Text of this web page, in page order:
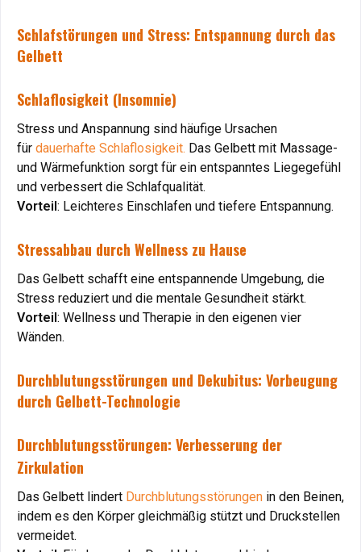
Schlafstörungen und Stress: Entspannung durch das
Gelbett
Schlaflosigkeit (Insomnie)
Stress und Anspannung sind häufige Ursachen
für dauerhafte Schlaflosigkeit. Das Gelbett mit Massage-
und Wärmefunktion sorgt für ein entspanntes Liegegefühl
und verbessert die Schlafqualität.
Vorteil: Leichteres Einschlafen und tiefere Entspannung.
Stressabbau durch Wellness zu Hause
Das Gelbett schafft eine entspannende Umgebung, die
Stress reduziert und die mentale Gesundheit stärkt.
Vorteil: Wellness und Therapie in den eigenen vier
Wänden.
Durchblutungsstörungen und Dekubitus: Vorbeugung
durch Gelbett-Technologie
Durchblutungsstörungen: Verbesserung der
Zirkulation
Das Gelbett lindert Durchblutungsstörungen in den Beinen,
indem es den Körper gleichmäßig stützt und Druckstellen
vermeidet.
Schlafstörungen und Stress: Entspannung durch das
Gelbett
Schlaflosigkeit (Insomnie)
Stress und Anspannung sind häufige Ursachen
für dauerhafte Schlaflosigkeit. Das Gelbett mit Massage-
und Wärmefunktion sorgt für ein entspanntes Liegegefühl
und verbessert die Schlafqualität.
Vorteil: Leichteres Einschlafen und tiefere Entspannung.
Stressabbau durch Wellness zu Hause
Das Gelbett schafft eine entspannende Umgebung, die
Stress reduziert und die mentale Gesundheit stärkt.
Vorteil: Wellness und Therapie in den eigenen vier
Wänden.
Durchblutungsstörungen und Dekubitus: Vorbeugung
durch Gelbett-Technologie
Durchblutungsstörungen: Verbesserung der
Zirkulation
Das Gelbett lindert Durchblutungsstörungen in den Beinen,
indem es den Körper gleichmäßig stützt und Druckstellen
vermeidet.